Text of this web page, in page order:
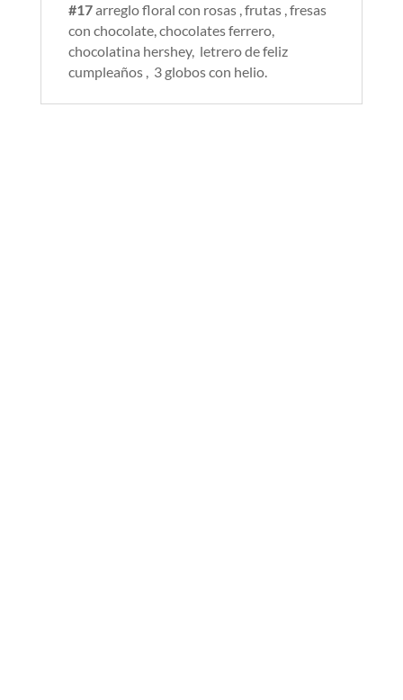
#17arreglo floral con rosas , frutas , fresas
con chocolate, chocolates ferrero,
chocolatina hershey, letrero de feliz
cumpleaños , 3 globos con helio.